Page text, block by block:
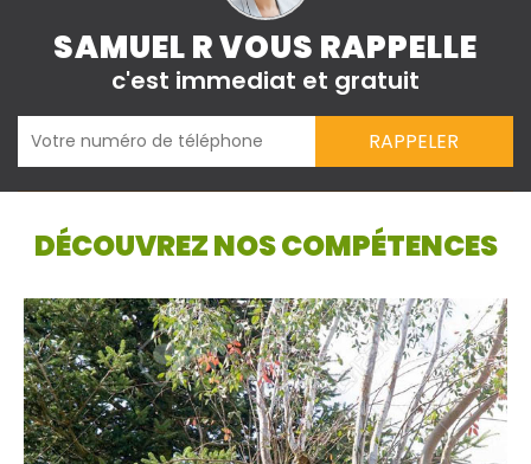
SAMUEL R VOUS RAPPELLE
c'est immediat et gratuit
DÉCOUVREZ NOS COMPÉTENCES